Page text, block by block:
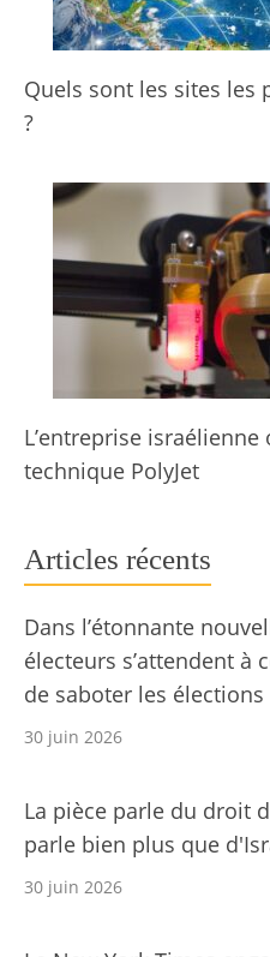
Quels sont les sites les
?
L’entreprise israélienne
technique PolyJet
Articles récents
Dans l’étonnante
électeurs s’attendent à
de saboter les élections
30 juin 2026
La pièce parle du droit
parle bien plus que
30 juin 2026